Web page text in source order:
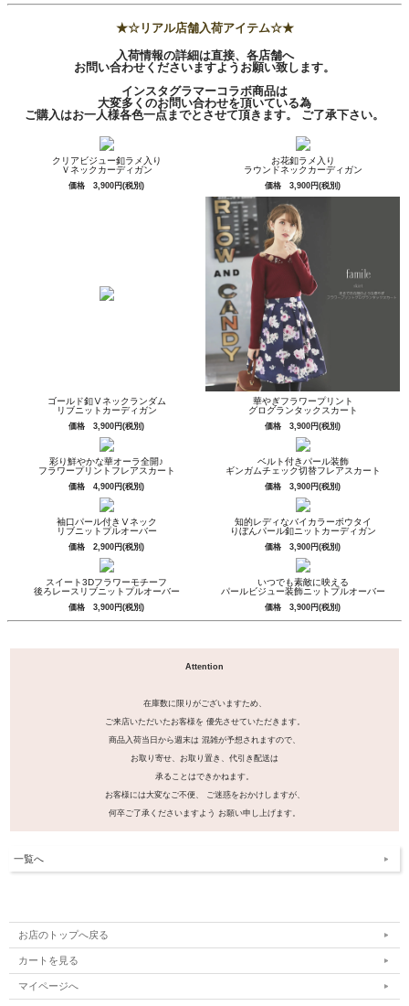
★☆リアル店舗入荷アイテム☆★
入荷情報の詳細は直接、各店舗へ
お問い合わせくださいますようお願い致します。
インスタグラマーコラボ商品は
大変多くのお問い合わせを頂いている為
ご購入はお一人様各色一点までとさせて頂きます。 ご了承下さい。
クリアビジュー釦ラメ入り
Ｖネックカーディガン
価格 3,900円(税別)
お花釦ラメ入り
ラウンドネックカーディガン
価格 3,900円(税別)
ゴールド釦Ⅴネックランダム
リブニットカーディガン
価格 3,900円(税別)
華やぎフラワープリント
グログランタックスカート
価格 3,900円(税別)
彩り鮮やかな華オーラ全開♪
フラワープリントフレアスカート
価格 4,900円(税別)
ベルト付きパール装飾
ギンガムチェック切替フレアスカート
価格 3,900円(税別)
袖口パール付きⅤネック
リブニットプルオーバー
価格 2,900円(税別)
知的レディなバイカラーボウタイ
りぼんパール釦ニットカーディガン
価格 3,900円(税別)
スイート3Dフラワーモチーフ
後ろレースリブニットプルオーバー
価格 3,900円(税別)
いつでも素敵に映える
パールビジュー装飾ニットプルオーバー
価格 3,900円(税別)
Attention
在庫数に限りがございますため、
ご来店いただいたお客様を 優先させていただきます。
商品入荷当日から週末は 混雑が予想されますので、
お取り寄せ、お取り置き、代引き配送は
承ることはできかねます。
お客様には大変なご不便、 ご迷惑をおかけしますが、
何卒ご了承くださいますよう お願い申し上げます。
一覧へ
お店のトップへ戻る
カートを見る
マイページへ